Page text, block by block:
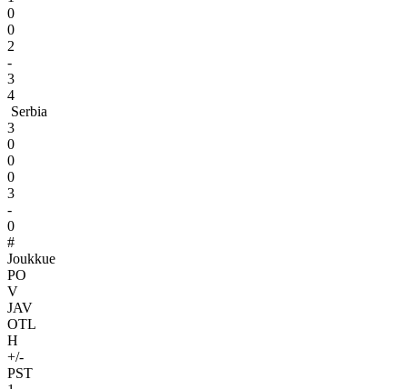
0
0
2
-
3
4
Serbia
3
0
0
0
3
-
0
#
Joukkue
PO
V
JAV
OTL
H
+/-
PST